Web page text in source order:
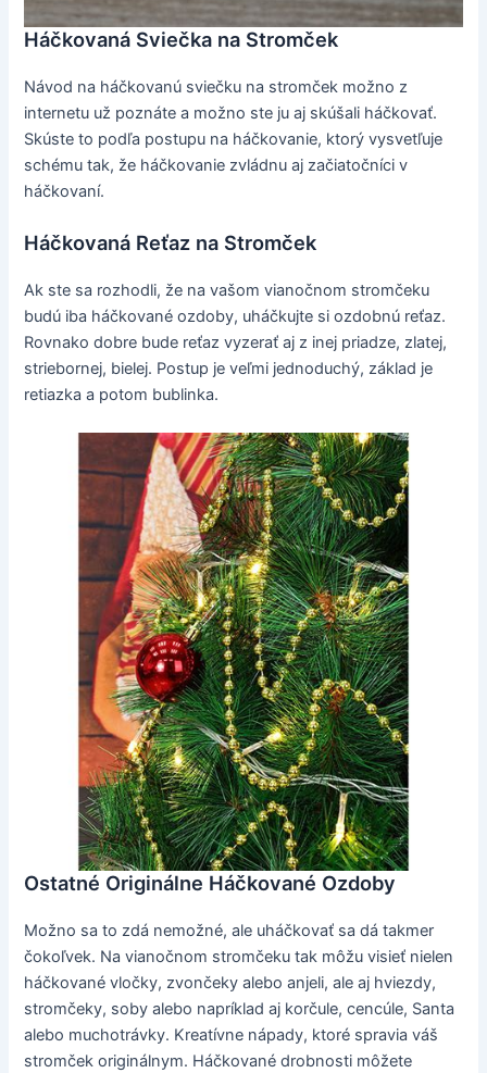
Háčkovaná Sviečka na Stromček
Návod na háčkovanú sviečku na stromček možno z
internetu už poznáte a možno ste ju aj skúšali háčkovať.
Skúste to podľa postupu na háčkovanie, ktorý vysvetľuje
schému tak, že háčkovanie zvládnu aj začiatočníci v
háčkovaní.
Háčkovaná Reťaz na Stromček
Ak ste sa rozhodli, že na vašom vianočnom stromčeku
budú iba háčkované ozdoby, uháčkujte si ozdobnú reťaz.
Rovnako dobre bude reťaz vyzerať aj z inej priadze, zlatej,
striebornej, bielej. Postup je veľmi jednoduchý, základ je
retiazka a potom bublinka.
Ostatné Originálne Háčkované Ozdoby
Možno sa to zdá nemožné, ale uháčkovať sa dá takmer
čokoľvek. Na vianočnom stromčeku tak môžu visieť nielen
háčkované vločky, zvončeky alebo anjeli, ale aj hviezdy,
stromčeky, soby alebo napríklad aj korčule, cencúle, Santa
alebo muchotrávky. Kreatívne nápady, ktoré spravia váš
stromček originálnym. Háčkované drobnosti môžete